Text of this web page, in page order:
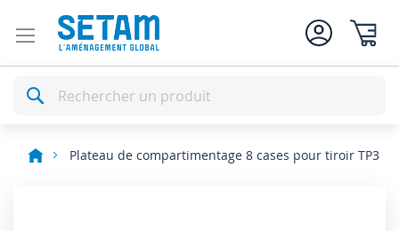
Rechercher
Plateau de compartimentage 8 cases pour tiroir TP3